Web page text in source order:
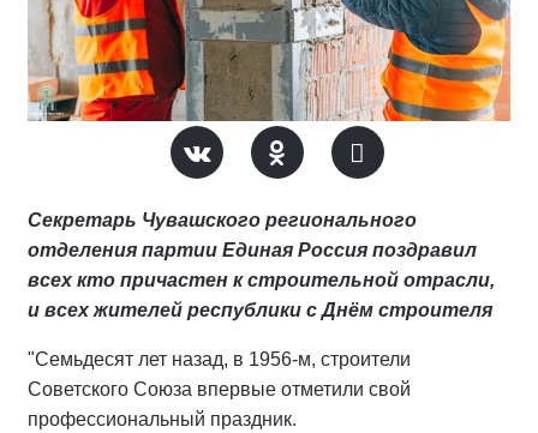
Секретарь Чувашского регионального
отделения партии Единая Россия поздравил
всех кто причастен к строительной отрасли,
и всех жителей республики с Днём строителя
"Семьдесят лет назад, в 1956-м, строители
Советского Союза впервые отметили свой
профессиональный праздник.